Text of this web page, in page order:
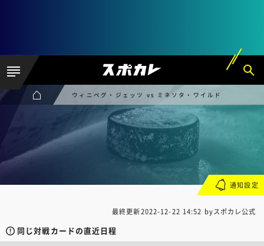
ウィニペグ・ジェッツ vs ミネソタ・ワイルド
最終更新2022-12-22 14:52 byスポカレ公式
同じ対戦カードの直近日程
通知設定